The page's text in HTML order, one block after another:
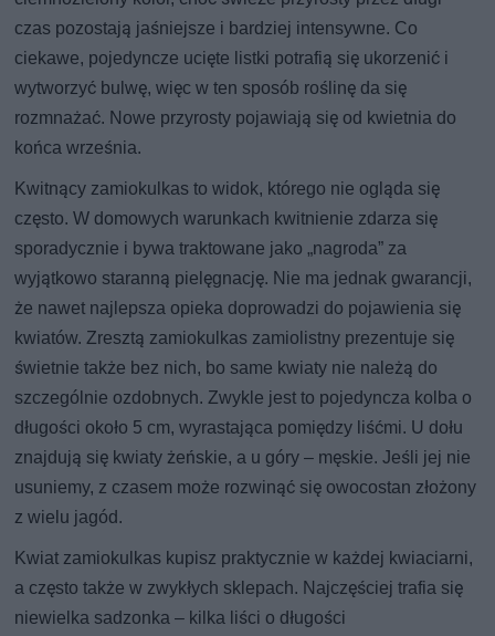
czas pozostają jaśniejsze i bardziej intensywne. Co
ciekawe, pojedyncze ucięte listki potrafią się ukorzenić i
wytworzyć bulwę, więc w ten sposób roślinę da się
rozmnażać. Nowe przyrosty pojawiają się od kwietnia do
końca września.
Kwitnący zamiokulkas to widok, którego nie ogląda się
często. W domowych warunkach kwitnienie zdarza się
sporadycznie i bywa traktowane jako „nagroda” za
wyjątkowo staranną pielęgnację. Nie ma jednak gwarancji,
że nawet najlepsza opieka doprowadzi do pojawienia się
kwiatów. Zresztą zamiokulkas zamiolistny prezentuje się
świetnie także bez nich, bo same kwiaty nie należą do
szczególnie ozdobnych. Zwykle jest to pojedyncza kolba o
długości około 5 cm, wyrastająca pomiędzy liśćmi. U dołu
znajdują się kwiaty żeńskie, a u góry – męskie. Jeśli jej nie
usuniemy, z czasem może rozwinąć się owocostan złożony
z wielu jagód.
Kwiat zamiokulkas kupisz praktycznie w każdej kwiaciarni,
a często także w zwykłych sklepach. Najczęściej trafia się
niewielka sadzonka – kilka liści o długości